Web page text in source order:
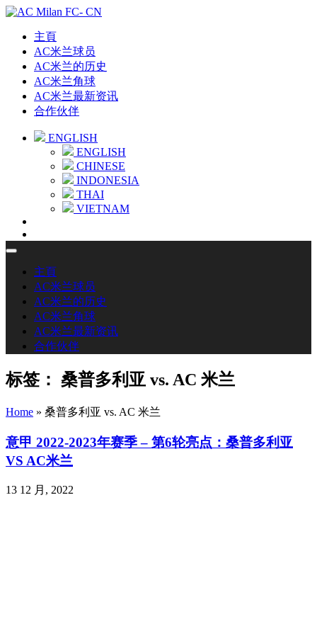
主頁
AC米兰球员
AC米兰的历史
AC米兰角球
AC米兰最新资讯
合作伙伴
ENGLISH
ENGLISH
CHINESE
INDONESIA
THAI
VIETNAM
主頁
AC米兰球员
AC米兰的历史
AC米兰角球
AC米兰最新资讯
合作伙伴
标签： 桑普多利亚 vs. AC 米兰
Home » 桑普多利亚 vs. AC 米兰
意甲 2022-2023年赛季 – 第6轮亮点：桑普多利亚
VS AC米兰
13 12 月, 2022